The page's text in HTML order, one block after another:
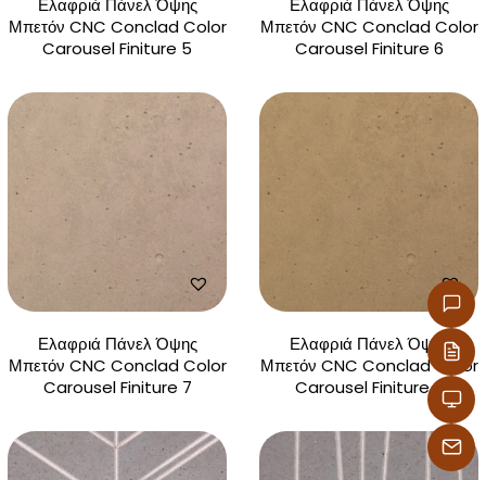
Ελαφριά Πάνελ Όψης
Μπετόν CNC Conclad Color
Carousel Finiture 5
Ελαφριά Πάνελ Όψης
Μπετόν CNC Conclad Color
Carousel Finiture 6
Ελαφριά Πάνελ Όψης
Μπετόν CNC Conclad Color
Carousel Finiture 7
Ελαφριά Πάνελ Όψης
Μπετόν CNC Conclad Color
Carousel Finiture 8